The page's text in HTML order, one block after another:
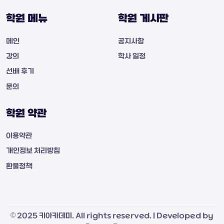
학원 메뉴
메인
강의
선배 후기
문의
학원 게시판
공지사항
학사 일정
학원 약관
이용약관
개인정보 처리방침
환불정책
© 2025 키아카데미. All rights reserved. | Developed by